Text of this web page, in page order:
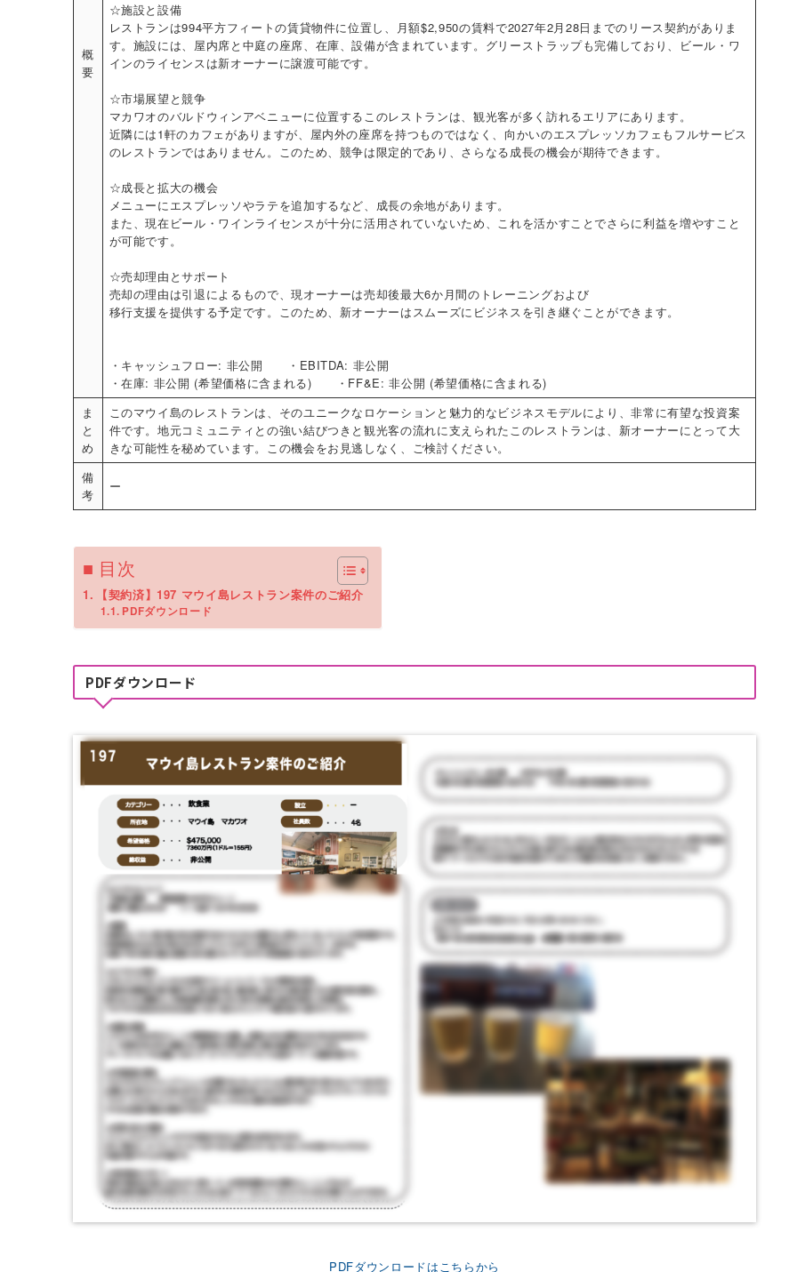
概
要
☆施設と設備
レストランは994平方フィートの賃貸物件に位置し、月額$2,950の賃料で2027年2月28日までのリース契約がありま
す。施設には、屋内席と中庭の座席、在庫、設備が含まれています。グリーストラップも完備しており、ビール・ワ
インのライセンスは新オーナーに譲渡可能です。
☆市場展望と競争
マカワオのバルドウィンアベニューに位置するこのレストランは、観光客が多く訪れるエリアにあります。
近隣には1軒のカフェがありますが、屋内外の座席を持つものではなく、向かいのエスプレッソカフェもフルサービス
のレストランではありません。このため、競争は限定的であり、さらなる成長の機会が期待できます。
☆成長と拡大の機会
メニューにエスプレッソやラテを追加するなど、成長の余地があります。
また、現在ビール・ワインライセンスが十分に活用されていないため、これを活かすことでさらに利益を増やすこと
が可能です。
☆売却理由とサポート
売却の理由は引退によるもので、現オーナーは売却後最大6か月間のトレーニングおよび
移行支援を提供する予定です。このため、新オーナーはスムーズにビジネスを引き継ぐことができます。
・キャッシュフロー: 非公開 ・EBITDA: 非公開
・在庫: 非公開 (希望価格に含まれる) ・FF&E: 非公開 (希望価格に含まれる)
ま
と
め
このマウイ島のレストランは、そのユニークなロケーションと魅力的なビジネスモデルにより、非常に有望な投資案
件です。地元コミュニティとの強い結びつきと観光客の流れに支えられたこのレストランは、新オーナーにとって大
きな可能性を秘めています。この機会をお見逃しなく、ご検討ください。
備
考
ー
■ 目次
【契約済】197 マウイ島レストラン案件のご紹介
PDFダウンロード
PDFダウンロード
PDFダウンロードはこちらから